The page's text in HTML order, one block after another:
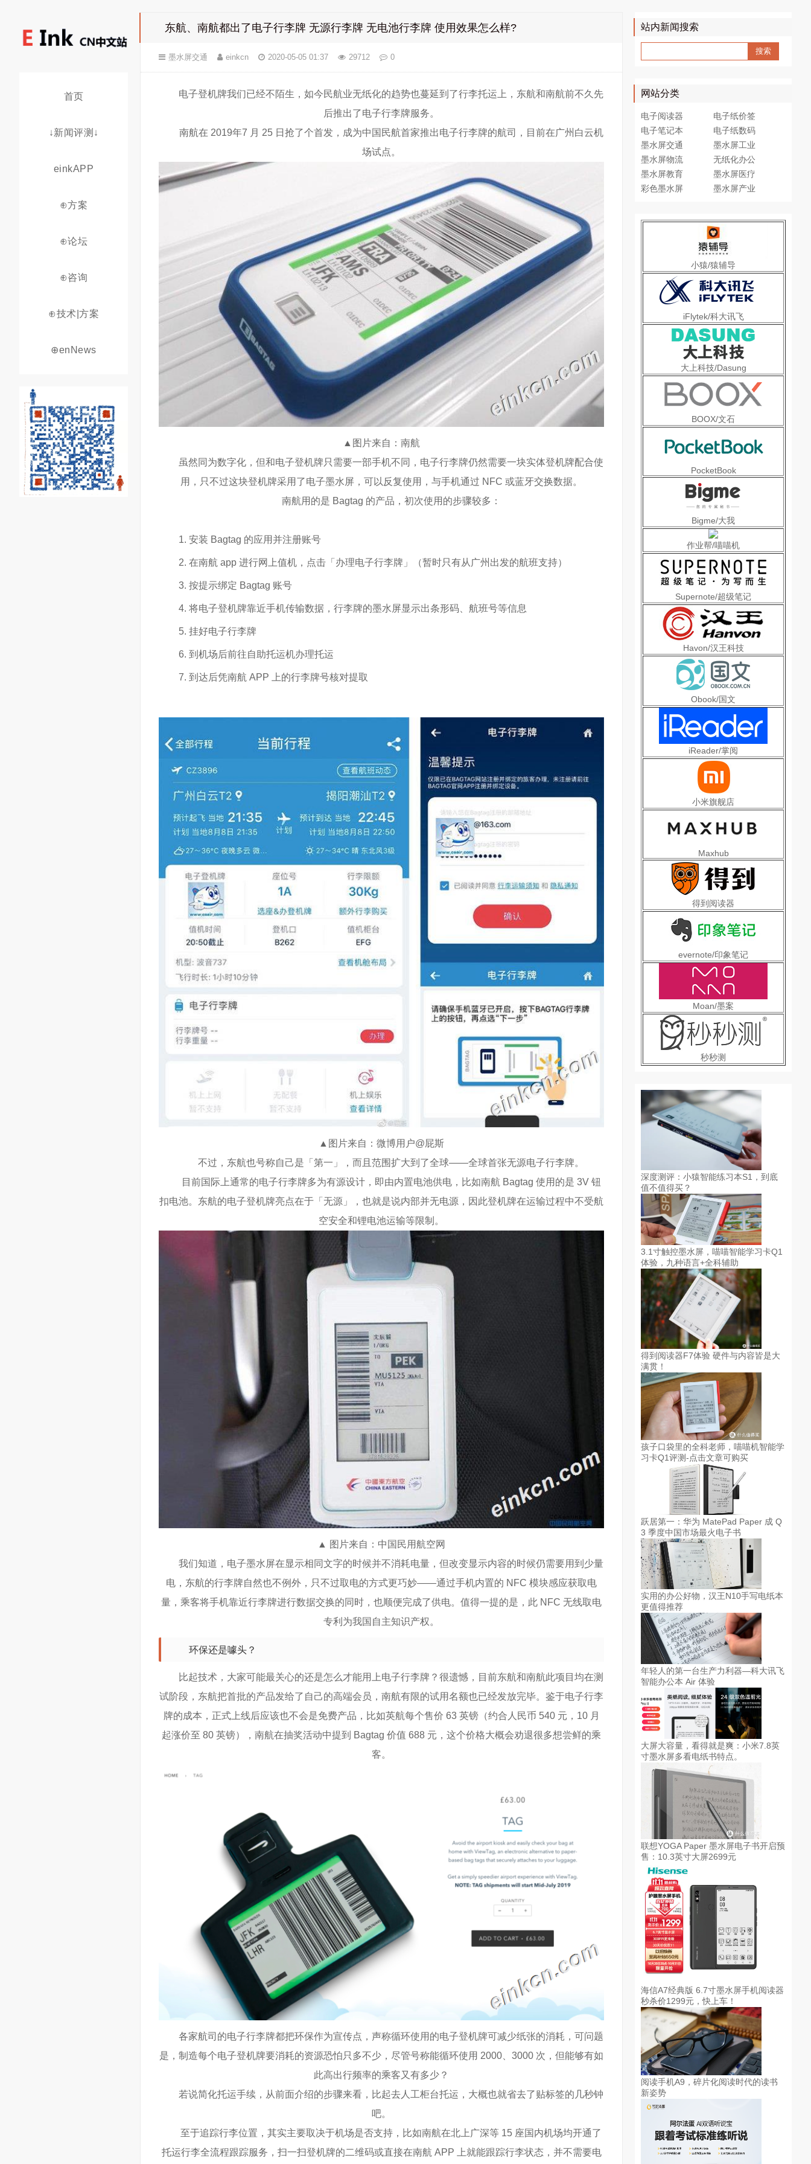
首页
↓新闻评测↓
einkAPP
⊕方案
⊕论坛
⊕咨询
⊕技术|方案
⊕enNews
东航、南航都出了电子行李牌 无源行李牌 无电池行李牌 使用效果怎么样?
墨水屏交通 einkcn 2020-05-05 01:37 29712 0
电子登机牌我们已经不陌生，如今民航业无纸化的趋势也蔓延到了行李托运上，东航和南航前不久先
后推出了电子行李牌服务。
南航在 2019年7 月 25 日抢了个首发，成为中国民航首家推出电子行李牌的航司，目前在广州白云机
场试点。
▲图片来自：南航
虽然同为数字化，但和电子登机牌只需要一部手机不同，电子行李牌仍然需要一块实体登机牌配合使
用，只不过这块登机牌采用了电子墨水屏，可以反复使用，与手机通过 NFC 或蓝牙交换数据。
南航用的是 Bagtag 的产品，初次使用的步骤较多：
安装 Bagtag 的应用并注册账号
在南航 app 进行网上值机，点击「办理电子行李牌」（暂时只有从广州出发的航班支持）
按提示绑定 Bagtag 账号
将电子登机牌靠近手机传输数据，行李牌的墨水屏显示出条形码、航班号等信息
挂好电子行李牌
到机场后前往自助托运机办理托运
到达后凭南航 APP 上的行李牌号核对提取
▲图片来自：微博用户@屁斯
不过，东航也号称自己是「第一」，而且范围扩大到了全球——全球首张无源电子行李牌。
目前国际上通常的电子行李牌多为有源设计，即由内置电池供电，比如南航 Bagtag 使用的是 3V 钮
扣电池。东航的电子登机牌亮点在于「无源」，也就是说内部并无电源，因此登机牌在运输过程中不受航
空安全和锂电池运输等限制。
▲ 图片来自： 中国民用航空网
我们知道，电子墨水屏在显示相同文字的时候并不消耗电量，但改变显示内容的时候仍需要用到少量
电，东航的行李牌自然也不例外，只不过取电的方式更巧妙——通过手机内置的 NFC 模块感应获取电
量，乘客将手机靠近行李牌进行数据交换的同时，也顺便完成了供电。值得一提的是，此 NFC 无线取电
专利为我国自主知识产权。
环保还是噱头？
比起技术，大家可能最关心的还是怎么才能用上电子行李牌？很遗憾，目前东航和南航此项目均在测
试阶段，东航把首批的产品发给了自己的高端会员，南航有限的试用名额也已经发放完毕。鉴于电子行李
牌的成本，正式上线后应该也不会是免费产品，比如英航每个售价 63 英镑（约合人民币 540 元，10 月
起涨价至 80 英镑），南航在抽奖活动中提到 Bagtag 价值 688 元，这个价格大概会劝退很多想尝鲜的乘
客。
各家航司的电子行李牌都把环保作为宣传点，声称循环使用的电子登机牌可减少纸张的消耗，可问题
是，制造每个电子登机牌要消耗的资源恐怕只多不少，尽管号称能循环使用 2000、3000 次，但能够有如
此高出行频率的乘客又有多少？
若说简化托运手续，从前面介绍的步骤来看，比起去人工柜台托运，大概也就省去了贴标签的几秒钟
吧。
至于追踪行李位置，其实主要取决于机场是否支持，比如南航在北上广深等 15 座国内机场均开通了
托运行李全流程跟踪服务，扫一扫登机牌的二维码或直接在南航 APP 上就能跟踪行李状态，并不需要电
站内新闻搜索
网站分类
电子阅读器
电子纸价签
电子笔记本
电子纸数码
墨水屏交通
墨水屏工业
墨水屏物流
无纸化办公
墨水屏教育
墨水屏医疗
彩色墨水屏
墨水屏产业
小猿/猿辅导
iFlytek/科大讯飞
大上科技/Dasung
BOOX/文石
PocketBook
Bigme/大我
作业帮/喵喵机
Supernote/超级笔记
Havon/汉王科技
Obook/国文
iReader/掌阅
小米旗舰店
Maxhub
得到阅读器
evernote/印象笔记
Moan/墨案
秒秒测
深度测评：小猿智能练习本S1，到底
值不值得买？
3.1寸触控墨水屏，喵喵智能学习卡Q1
体验，九种语言+全科辅助
得到阅读器F7体验 硬件与内容皆是大
满贯！
孩子口袋里的全科老师，喵喵机智能学
习卡Q1评测-点击文章可购买
跃居第一：华为 MatePad Paper 成 Q
3 季度中国市场最火电子书
实用的办公好物，汉王N10手写电纸本
更值得推荐
年轻人的第一台生产力利器—科大讯飞
智能办公本 Air 体验
大屏大容量，看得就是爽：小米7.8英
寸墨水屏多看电纸书特点。
联想YOGA Paper 墨水屏电子书开启预
售：10.3英寸大屏2699元
海信A7经典版 6.7寸墨水屏手机阅读器
秒杀价1299元，快上车！
阅读手机A9，碎片化阅读时代的读书
新姿势